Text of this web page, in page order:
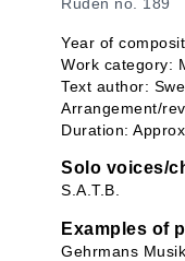
Year of
Work category:
Text author:
Arrangement/
Duration:
Solo voices/
S.A.T.B.
Examples of
Gehrmans